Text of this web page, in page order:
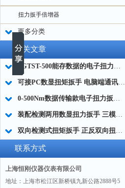
扭力扳手倍增器
更多分类
相关文章
SGTST-500能存数据的电子扭力扳手 带工作记录的智能扭力扳手厂家
可接PC数显扭矩扳手 电脑端通讯力矩扳手 数据上传电脑电子扭力扳手厂家
0-500Nm数据传输款电子扭力扳手,信号输出追溯扭矩值的扭矩扳手
装配检测两用数显扭力扳手 三模式切换扭矩扳手 工业紧固测量力矩扳手品牌
双向检测式扭矩扳手 正反双向扭力测试检测扳手 正旋反旋力矩扳手厂家
联系方式
上海恒刚仪器仪表有限公司
地址：上海市松江区新桥镇九新公路2888号5